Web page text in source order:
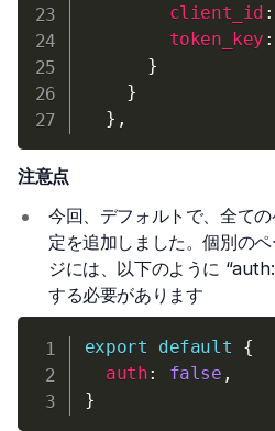
client_id :
token_key :
}
}
} ,
注意点
今回、デフォルトで、全て
定を追加しました。個別の
ジには、以下のように
する必要があります
export default
{
auth: false ,
}